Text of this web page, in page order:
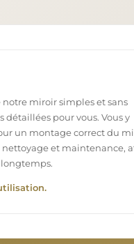
miroir simples et sans
détaillées pour vous. Vous y
un montage correct du
et maintenance,